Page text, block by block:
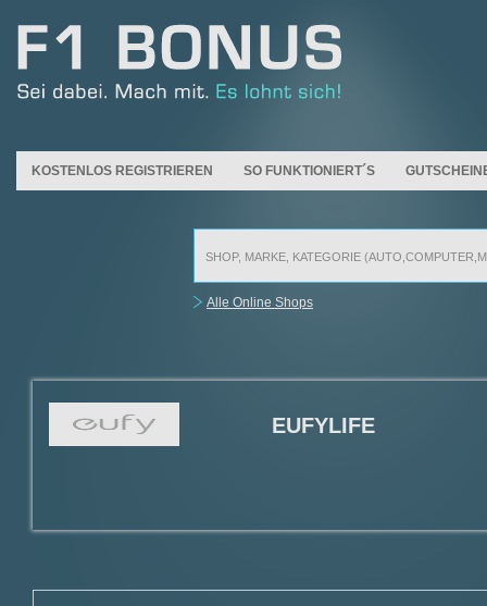
KOSTENLOS REGISTRIEREN SO FUNKTIONIERT´S
Alle Online Shops
EUFYLIFE